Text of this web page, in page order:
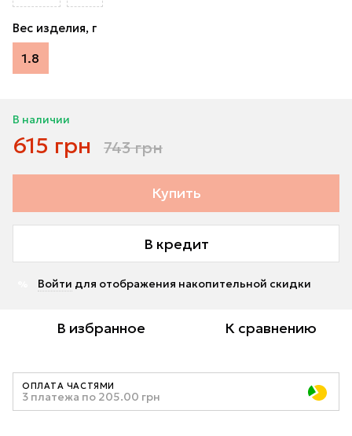
Вес изделия, г
1.8
В наличии
615 грн 743 грн
Купить
В кредит
Войти для отображения накопительной скидки
В избранное К сравнению
ОПЛАТА ЧАСТЯМИ
3 платежа по 205.00 грн